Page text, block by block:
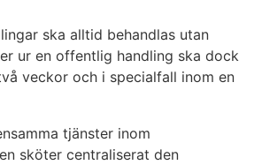
ska alltid behandlas utan
ur en offentlig handling ska dock
veckor och i specialfall inom en
tjänster inom
sköter centraliserat den